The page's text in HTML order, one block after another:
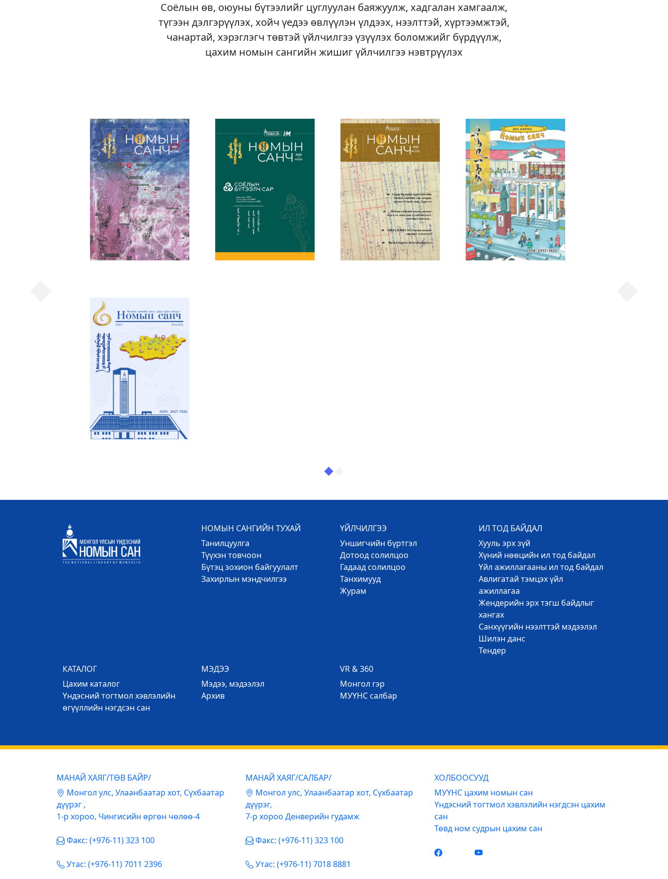
Соёлын өв, оюуны бүтээлийг цуглуулан баяжуулж, хадгалан хамгаалж,
түгээн дэлгэрүүлэх, хойч үедээ өвлүүлэн үлдээх, нээлттэй, хүртээмжтэй,
чанартай, хэрэглэгч төвтэй үйлчилгээ үзүүлэх боломжийг бүрдүүлж,
цахим номын сангийн жишиг үйлчилгээ нэвтрүүлэх
НОМЫН САНГИЙН ТУХАЙ
Танилцуулга
Түүхэн товчоон
Бүтэц зохион байгуулалт
Захирлын мэндчилгээ
ҮЙЛЧИЛГЭЭ
Уншигчийн бүртгэл
Дотоод солилцоо
Гадаад солилцоо
Танхимууд
Журам
ИЛ ТОД БАЙДАЛ
Хууль эрх зүй
Хүний нөөцийн ил тод байдал
Үйл ажиллагааны ил тод байдал
Авлигатай тэмцэх үйл
ажиллагаа
Жендерийн эрх тэгш байдлыг
хангах
Санхүүгийн нээлттэй мэдээлэл
Шилэн данс
Тендер
КАТАЛОГ
Цахим каталог
Үндэсний тогтмол хэвлэлийн
өгүүллийн нэгдсэн сан
МЭДЭЭ
Mэдээ, мэдээлэл
Архив
VR & 360
Mонгол гэр
МУҮНС салбар
МАНАЙ ХАЯГ/ТӨВ БАЙР/
Mонгол улс, Улаанбаатар хот, Сүхбаатар
дүүрэг ,
1-р хороо, Чингисийн өргөн чөлөө-4
Факс: (+976-11) 323 100
Утас: (+976-11) 7011 2396
МАНАЙ ХАЯГ/САЛБАР/
Mонгол улс, Улаанбаатар хот, Сүхбаатар
дүүрэг,
7-р хороо Денверийн гудамж
Факс: (+976-11) 323 100
Утас: (+976-11) 7018 8881
ХОЛБООСУУД
МУҮНС цахим номын сан
Үндэсний тогтмол хэвлэлийн нэгдсэн цахим
сан
Төвд ном судрын цахим сан